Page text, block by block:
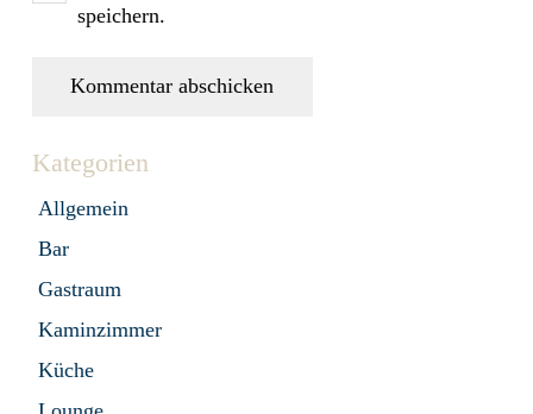
speichern.
Kommentar abschicken
Kategorien
Allgemein
Bar
Gastraum
Kaminzimmer
Küche